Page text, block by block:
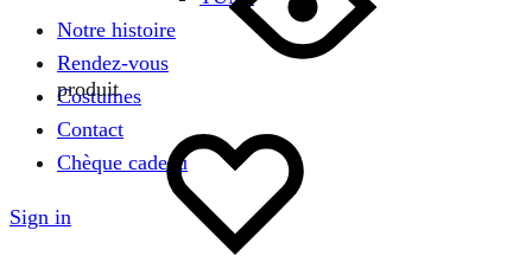
Notre histoire
Rendez-vous
Costumes
Contact
Chèque cadeau
Sign in
produit